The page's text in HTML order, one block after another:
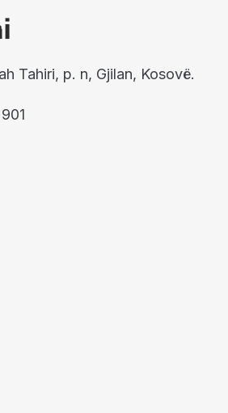
Tahiri, p. n, Gjilan, Kosovë.